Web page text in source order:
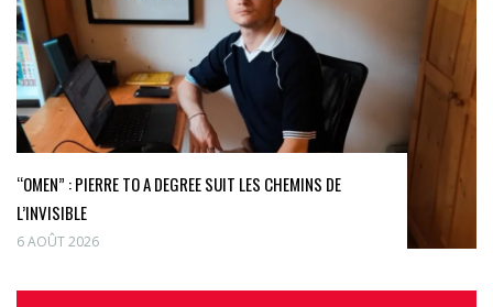
“OMEN” : PIERRE TO A DEGREE SUIT LES CHEMINS DE
L’INVISIBLE
6 AOÛT 2026